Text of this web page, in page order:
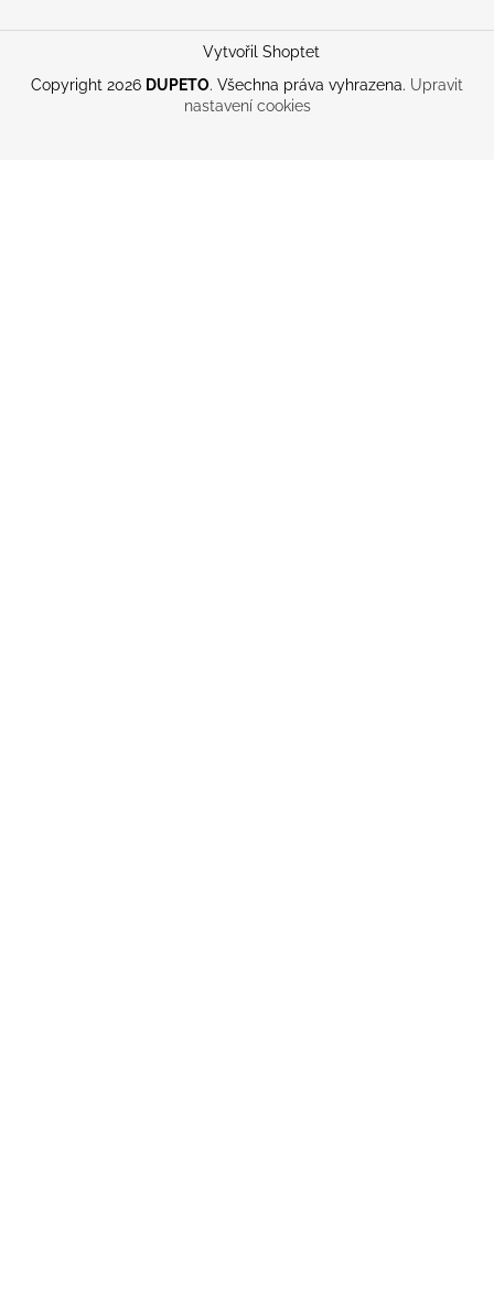
Vytvořil Shoptet
Copyright 2026 DUPETO. Všechna práva vyhrazena. Upravit
nastavení cookies